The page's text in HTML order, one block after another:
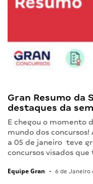
Gran Resumo da
destaques da
E chegou o momento
mundo dos
a 05 de janeiro teve
concursos visados
Equipe Gran • 6 de Janeiro